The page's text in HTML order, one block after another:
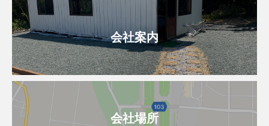
会社案内
会社場所